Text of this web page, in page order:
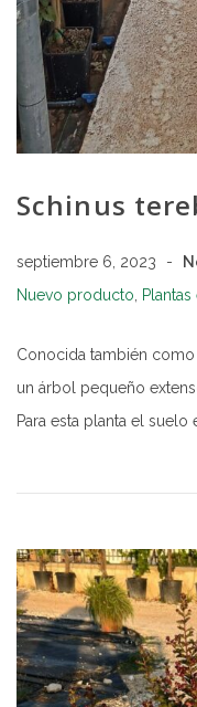
Schinus
septiembre 6, 2023
Nuevo producto
Conocida también
un árbol pequeño
Para esta planta el suelo